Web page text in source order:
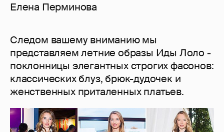
Елена Перминова
Следом вашему вниманию мы
представляем летние образы Иды Лоло -
поклонницы элегантных строгих фасонов:
классических блуз, брюк-дудочек и
женственных приталенных платьев.